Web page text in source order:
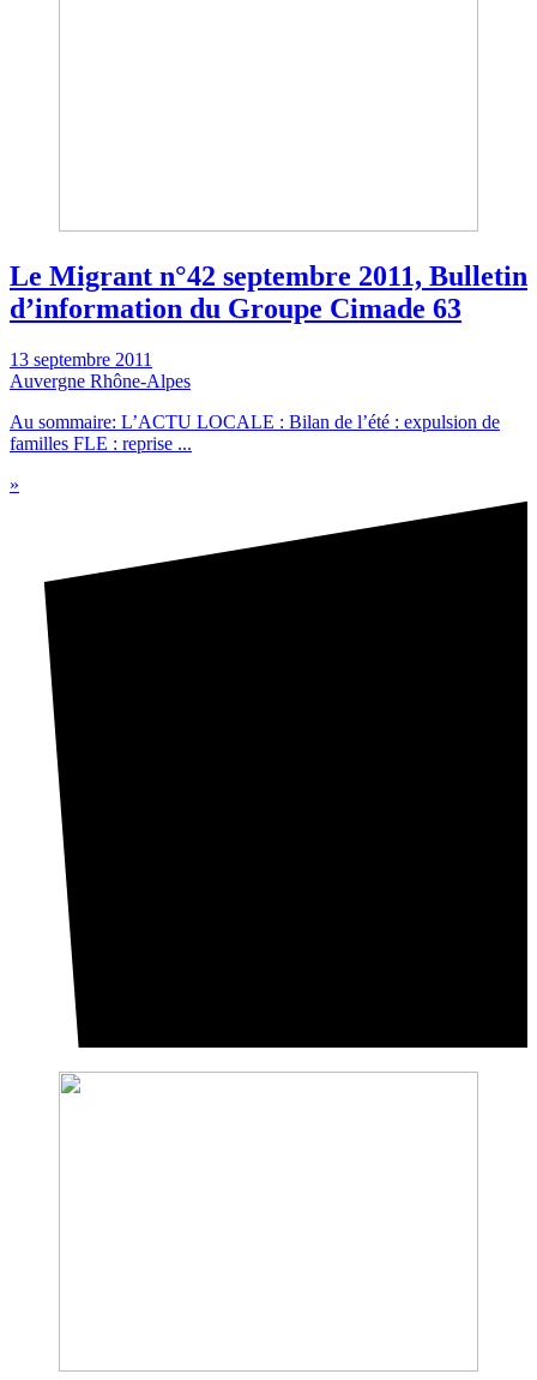
Le Migrant n°42 septembre 2011, Bulletin
d’information du Groupe Cimade 63
13 septembre 2011
Auvergne Rhône-Alpes
Au sommaire: L’ACTU LOCALE : Bilan de l’été : expulsion de
familles FLE : reprise ...
»